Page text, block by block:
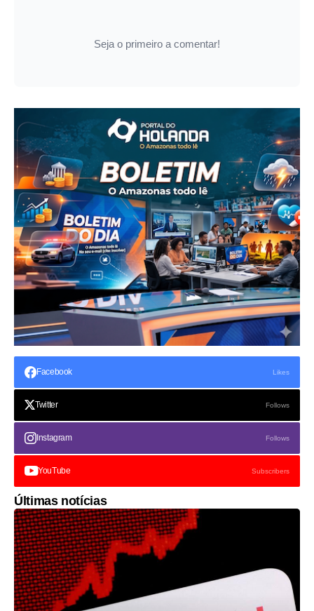
Seja o primeiro a comentar!
Facebook Likes
Twitter Follows
Instagram Follows
YouTube Subscribers
Últimas notícias